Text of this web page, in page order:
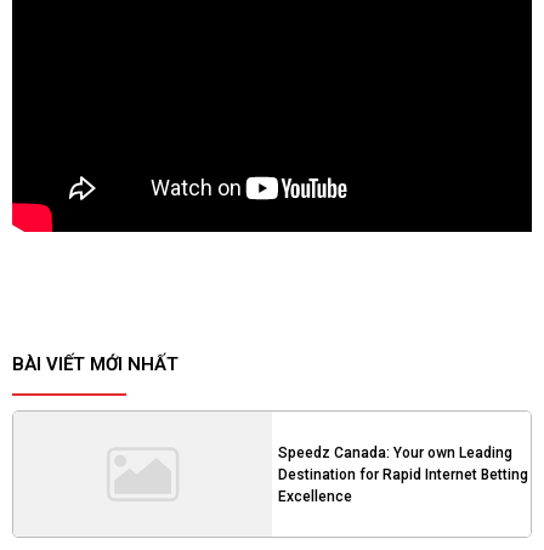
BÀI VIẾT MỚI NHẤT
Speedz Canada: Your own Leading
Destination for Rapid Internet Betting
Excellence